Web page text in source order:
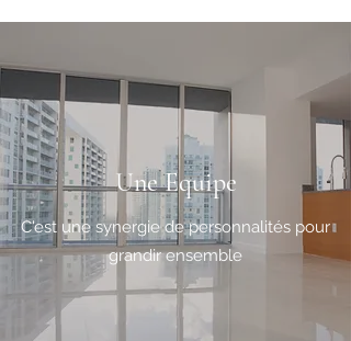
Une Equipe
C'est une synergie de personnalités pour
grandir ensemble